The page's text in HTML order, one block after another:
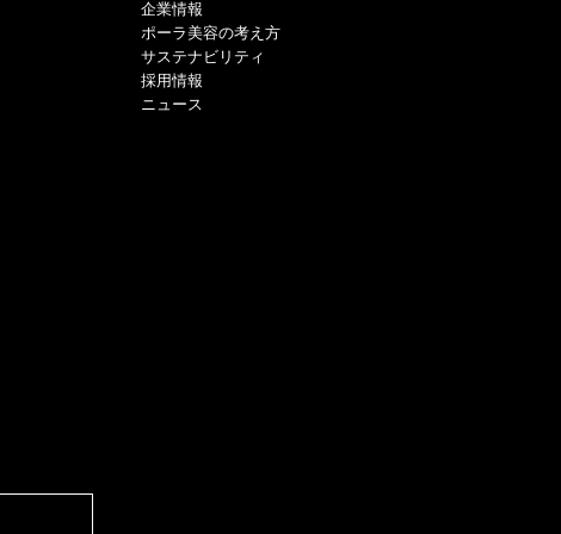
企業情報
ポーラ美容の考え方
サステナビリティ
採用情報
ニュース